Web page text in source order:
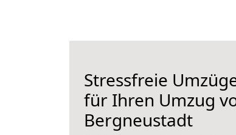
Stressfreie
für Ihren Umzug
Bergneustadt